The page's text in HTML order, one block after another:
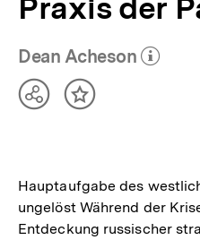
Praxis der
Dean Acheson
(Mehr zum
TeilenInhalt
Hauptaufgabe des
ungelöst Während der
Entdeckung russischer